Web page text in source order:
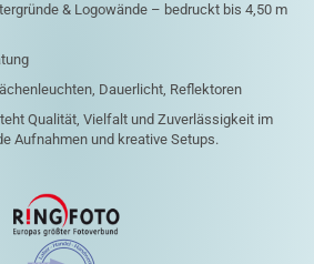
& Logowände – bedruckt bis 4,50 m
Dauerlicht, Reflektoren
Qualität, Vielfalt und Zuverlässigkeit im
Aufnahmen und kreative Setups.